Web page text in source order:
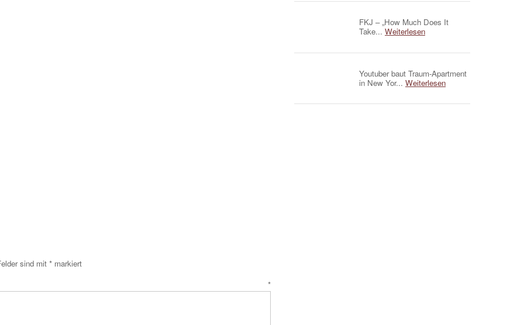
sind mit * markiert
*
FKJ – „How Much Does It
Take... Weiterlesen
Youtuber baut Traum-Apartment
in New Yor... Weiterlesen